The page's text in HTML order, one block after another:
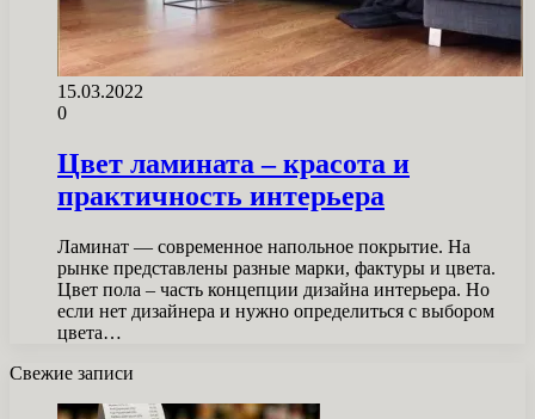
15.03.2022
0
Цвет ламината – красота и
практичность интерьера
Ламинат — современное напольное покрытие. На
рынке представлены разные марки, фактуры и цвета.
Цвет пола – часть концепции дизайна интерьера. Но
если нет дизайнера и нужно определиться с выбором
цвета…
Свежие записи